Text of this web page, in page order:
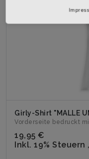
Girly-Shirt "MALLE
Vorderseite bedruckt
19,95 €
Inkl. 19% Steuern ,